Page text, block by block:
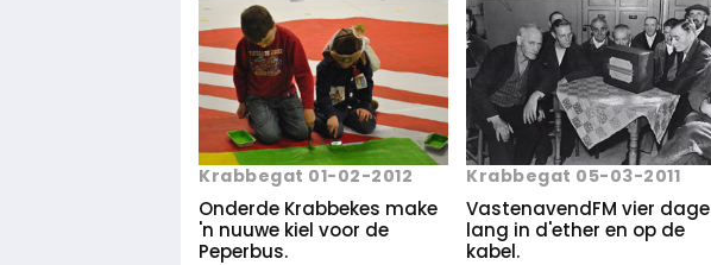
Krabbegat 01-02-2012
Onderde Krabbekes make
'n nuuwe kiel voor de
Peperbus.
Krabbegat 05-03-2011
VastenavendFM vier dage
lang in d'ether en op de
kabel.